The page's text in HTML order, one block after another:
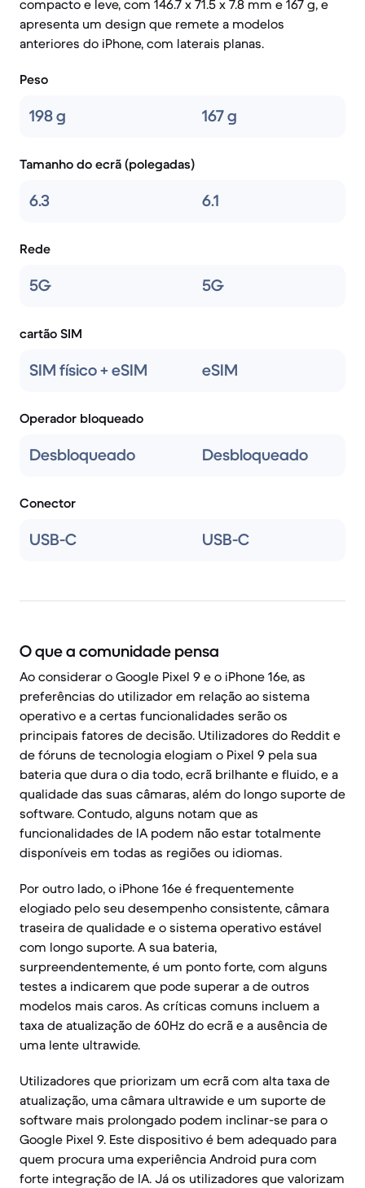
compacto e leve, com 146.7 x 71.5 x 7.8 mm e 167 g, e
apresenta um design que remete a modelos
anteriores do iPhone, com laterais planas.
Peso
198 g 167 g
Tamanho do ecrã (polegadas)
6.3 6.1
Rede
5G 5G
cartão SIM
SIM físico + eSIM eSIM
Operador bloqueado
Desbloqueado Desbloqueado
Conector
USB-C USB-C
O que a comunidade pensa
Ao considerar o Google Pixel 9 e o iPhone 16e, as
preferências do utilizador em relação ao sistema
operativo e a certas funcionalidades serão os
principais fatores de decisão. Utilizadores do Reddit e
de fóruns de tecnologia elogiam o Pixel 9 pela sua
bateria que dura o dia todo, ecrã brilhante e fluido, e a
qualidade das suas câmaras, além do longo suporte de
software. Contudo, alguns notam que as
funcionalidades de IA podem não estar totalmente
disponíveis em todas as regiões ou idiomas.
Por outro lado, o iPhone 16e é frequentemente
elogiado pelo seu desempenho consistente, câmara
traseira de qualidade e o sistema operativo estável
com longo suporte. A sua bateria,
surpreendentemente, é um ponto forte, com alguns
testes a indicarem que pode superar a de outros
modelos mais caros. As críticas comuns incluem a
taxa de atualização de 60Hz do ecrã e a ausência de
uma lente ultrawide.
Utilizadores que priorizam um ecrã com alta taxa de
atualização, uma câmara ultrawide e um suporte de
software mais prolongado podem inclinar-se para o
Google Pixel 9. Este dispositivo é bem adequado para
quem procura uma experiência Android pura com
forte integração de IA. Já os utilizadores que valorizam